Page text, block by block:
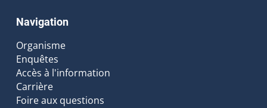
Navigation
Organisme
Enquêtes
Accès à l'information
Carrière
Foire aux questions